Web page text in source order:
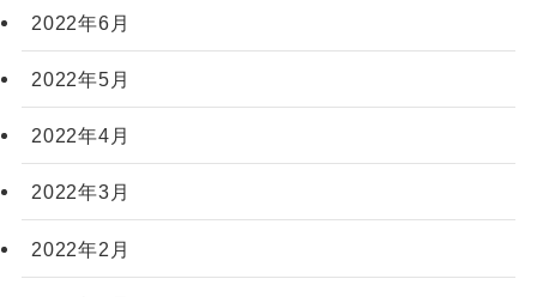
2022年6月
2022年5月
2022年4月
2022年3月
2022年2月